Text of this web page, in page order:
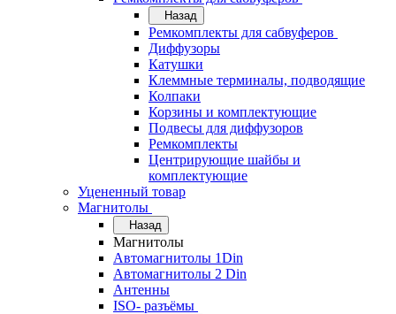
Назад
Ремкомплекты для сабвуферов
Диффузоры
Катушки
Клеммные терминалы, подводящие
Колпаки
Корзины и комплектующие
Подвесы для диффузоров
Ремкомплекты
Центрирующие шайбы и
комплектующие
Уцененный товар
Магнитолы
Назад
Магнитолы
Автомагнитолы 1Din
Автомагнитолы 2 Din
Антенны
ISO- разъёмы